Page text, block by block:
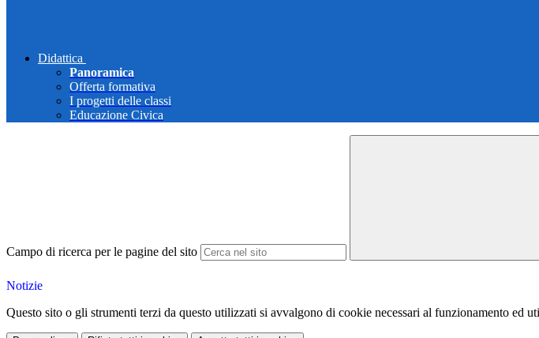
Didattica
Panoramica
Offerta formativa
I progetti delle classi
Educazione Civica
Campo di ricerca per le pagine del sito
Notizie
Questo sito o gli strumenti terzi da questo utilizzati si avvalgono di cookie necessari al funzionamento ed